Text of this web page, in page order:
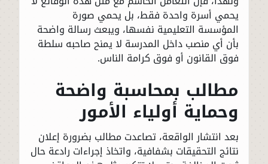
يحمي أسرة واحدة فقط، بل يحمي صورة
المؤسسة التعليمية نفسها، ويبعث رسالة واضحة
بأن أي منصب داخل المدرسة لا يمنح صاحبه سلطة
فوق القانون أو فوق كرامة الناس.
مطالب بمحاسبة واضحة
وحماية أولياء الأمور
بعد انتشار الواقعة، تصاعدت مطالب بضرورة إعلان
نتائج التحقيقات بشفافية، واتخاذ إجراءات رادعة حال